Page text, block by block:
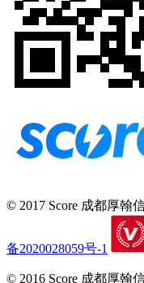
© 2017 Score 成都厚翰
备2020028059号-1
© 2016 Score 成都厚翰